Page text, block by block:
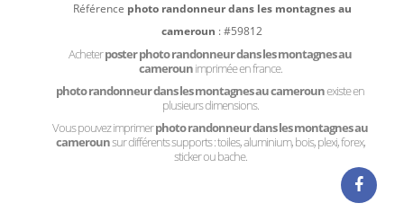
Référence photo randonneur dans les montagnes au
cameroun : #59812
Acheterposter photo randonneur dans les montagnes au
camerounimprimée en france.
photo randonneur dans les montagnes au camerounexiste en
plusieurs dimensions.
Vous pouvez imprimerphoto randonneur dans les montagnes au
camerounsur différents supports : toiles, aluminium, bois, plexi, forex,
sticker ou bache.